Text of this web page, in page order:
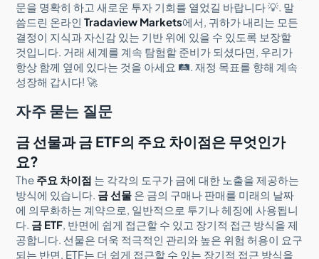
문을 명확히 하고 새로운 투자 기회를 열었길 바랍니다 💡. 말
씀드린 온라인Tradaview Markets에서, 귀하가 내리는 모든
결정이 지식과 자신감 있는 기반 위에 있을 수 있도록 보장할
것입니다. 거래 세계를 계속 탐험할 준비가 되셨다면, 우리가
항상 함께 옆에 있다는 것을 아세요 🛤️. 재정 목표를 향해 계속
성장해 갑시다! 🚀
자주 묻는 질문
금 선물과 금 ETF의 주요 차이점은 무엇인가
요?
The 주요 차이점 는 각각의 도구가 금에 대한 노출을 제공하는
방식에 있습니다. 금 선물 은 금의 구매나 판매를 미래의 날짜
에 의무화하는 계약으로, 일반적으로 투기나 헤징에 사용됩니
다. 금 ETF, 반면에 쉽게 접근할 수 있고 장기적 접근 방식을 제
공합니다. 선물은 더욱 적극적인 관리와 높은 위험 허용이 요구
되는 반면, ETF는 더 쉽게 접근할 수 있는 장기적 접근 방식을